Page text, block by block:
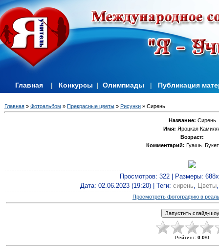
Главная | Конкурсы | Олимпиады | Публикация
Главная » Фотоальбом » Прекрасные цветы » Рисунки » Сирень
Название: Сирень
Имя: Яроцкая
Возраст:
Комментарий: Гуашь.
Просмотров: 322 | Размеры:
Дата: 02.06.2023 (19:20) | Теги: сирень Цветы
Просмотреть фотографию в
Рейтинг: 0.0/0